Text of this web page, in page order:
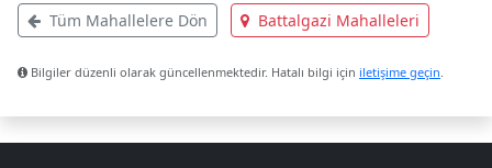
Tüm Mahallelere Dön Battalgazi Mahalleleri
Bilgiler düzenli olarak güncellenmektedir. Hatalı bilgi için iletişime geçin.